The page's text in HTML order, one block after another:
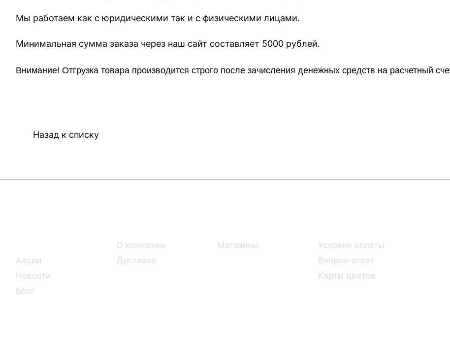
Мы работаем как с юридическими так и с физическими лицами.
Минимальная сумма заказа через наш сайт составляет 5000 рублей.
Внимание! Отгрузка товара производится строго после зачисления денежных средств на расчетный
Назад к списку
Акции
Новости
Блог
О компании
Доставка
Магазины
Условия оплаты
Вопрос-ответ
Карты цветов